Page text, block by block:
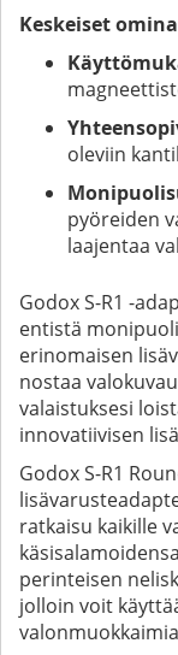
Keskeiset
oleviin
pyöreiden
laajentaa
Godox S-R1 -
entistä
erinomaisen
nostaa
valaistuksesi
innovatiivisen
Godox S-R1
ratkaisu kaikille
perinteisen
jolloin voit